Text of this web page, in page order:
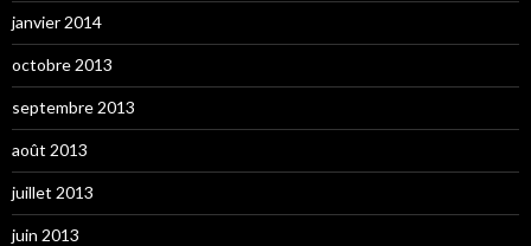
janvier 2014
octobre 2013
septembre 2013
août 2013
juillet 2013
juin 2013